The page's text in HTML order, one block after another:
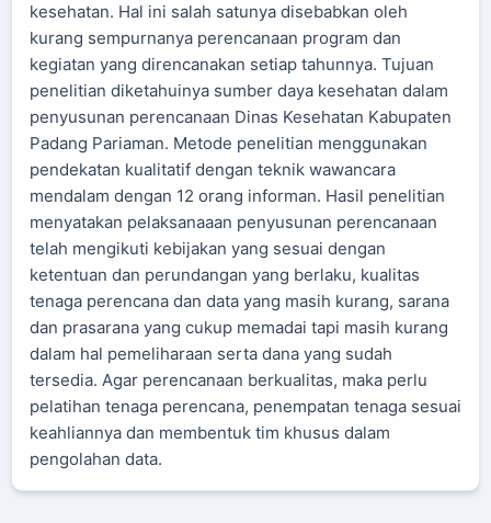
kesehatan. Hal ini salah satunya disebabkan oleh
kurang sempurnanya perencanaan program dan
kegiatan yang direncanakan setiap tahunnya. Tujuan
penelitian diketahuinya sumber daya kesehatan dalam
penyusunan perencanaan Dinas Kesehatan Kabupaten
Padang Pariaman. Metode penelitian menggunakan
pendekatan kualitatif dengan teknik wawancara
mendalam dengan 12 orang informan. Hasil penelitian
menyatakan pelaksanaaan penyusunan perencanaan
telah mengikuti kebijakan yang sesuai dengan
ketentuan dan perundangan yang berlaku, kualitas
tenaga perencana dan data yang masih kurang, sarana
dan prasarana yang cukup memadai tapi masih kurang
dalam hal pemeliharaan serta dana yang sudah
tersedia. Agar perencanaan berkualitas, maka perlu
pelatihan tenaga perencana, penempatan tenaga sesuai
keahliannya dan membentuk tim khusus dalam
pengolahan data.